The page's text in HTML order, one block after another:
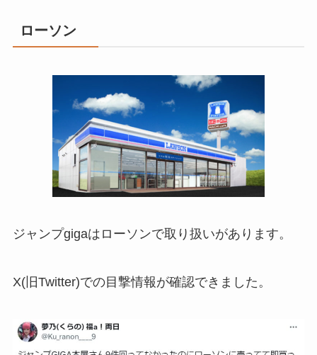
ローソン
ジャンプgigaはローソンで取り扱いがあります。
X(旧Twitter)での目撃情報が確認できました。